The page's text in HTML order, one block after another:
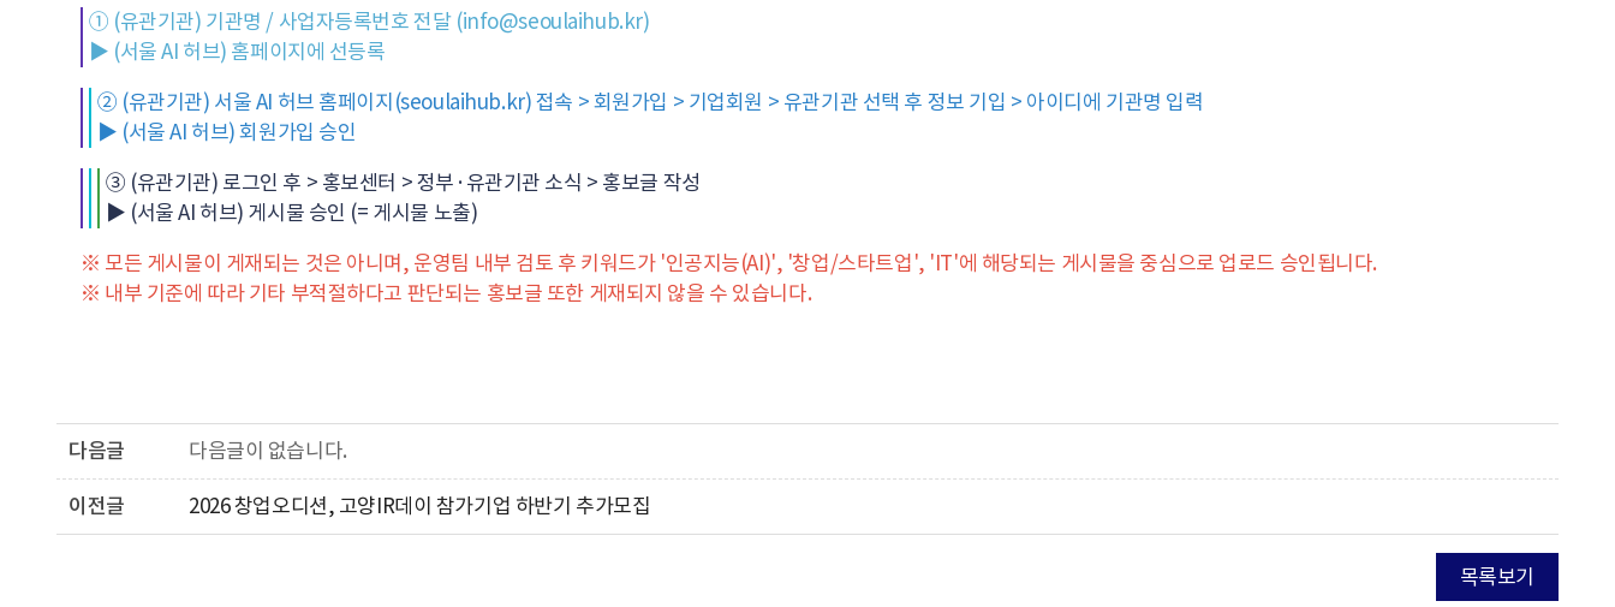
① (유관기관) 기관명 / 사업자등록번호 전달 (info@seoulaihub.kr)
▶ (서울 AI 허브) 홈페이지에 선등록
② (유관기관) 서울 AI 허브 홈페이지(seoulaihub.kr) 접속 > 회원가입 > 기업회원 > 유관기관 선택 후 정보 기입 > 아이디에 기관명 입력
▶ (서울 AI 허브) 회원가입 승인
③ (유관기관) 로그인 후 > 홍보센터 > 정부·유관기관 소식 > 홍보글 작성
▶ (서울 AI 허브) 게시물 승인 (= 게시물 노출)
※ 모든 게시물이 게재되는 것은 아니며, 운영팀 내부 검토 후 키워드가 '인공지능(AI)', '창업/스타트업', 'IT'에 해당되는 게시물을 중심으로 업로드 승인됩니다.
※ 내부 기준에 따라 기타 부적절하다고 판단되는 홍보글 또한 게재되지 않을 수 있습니다.
다음글 다음글이 없습니다.
이전글 2026 창업오디션, 고양IR데이 참가기업 하반기 추가모집
목록보기